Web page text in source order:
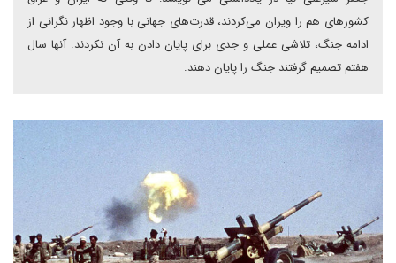
کشورهای هم را ویران می‌کردند، قدرت‌های جهانی با وجود اظهار نگرانی از
ادامه جنگ، تلاشی عملی و جدی برای پایان دادن به آن نکردند. آنها سال
هفتم تصمیم گرفتند جنگ را پایان دهند.